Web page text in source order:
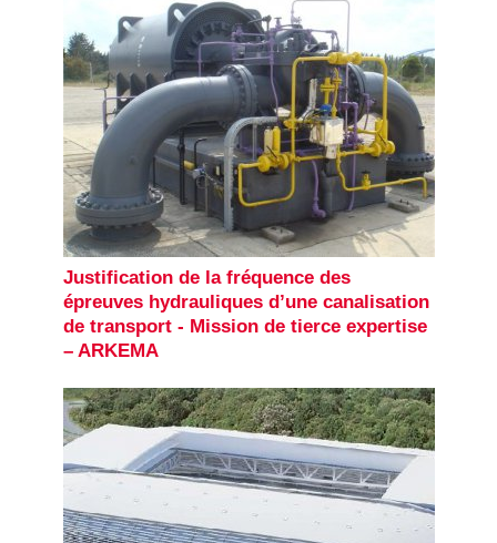
Justification de la fréquence des
épreuves hydrauliques d’une canalisation
de transport - Mission de tierce expertise
– ARKEMA